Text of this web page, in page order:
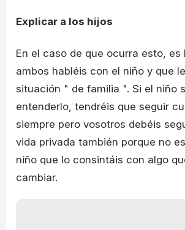
Explicar a los hijos
En el caso de que ocurra esto, es
ambos habléis con el niño y que
situación " de familia ". Si el niño
entenderlo, tendréis que seguir
siempre pero vosotros debéis
vida privada también porque no
niño que lo consintáis con algo
cambiar.